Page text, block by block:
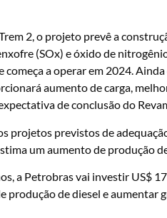
2, o projeto prevê a
(SOx) e óxido de
começa a operar em 2024.
aumento de carga,
de conclusão do
projetos previstos de
um aumento de produção
a Petrobras vai investir US$
produção de diesel e